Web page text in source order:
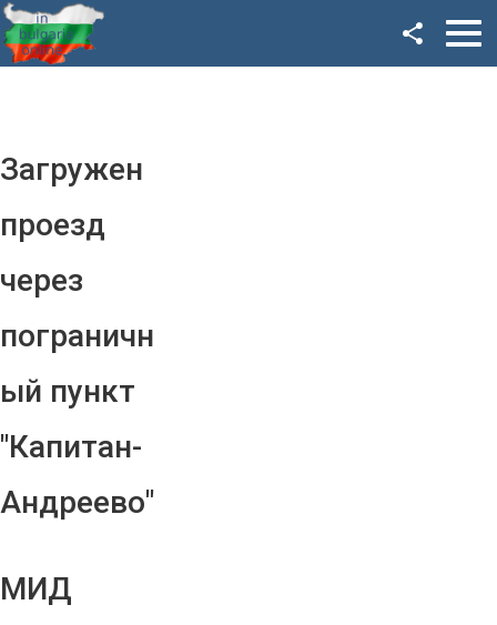
Загружен
проезд
через
пограничн
ый пункт
"Капитан-
Андреево"
МИД